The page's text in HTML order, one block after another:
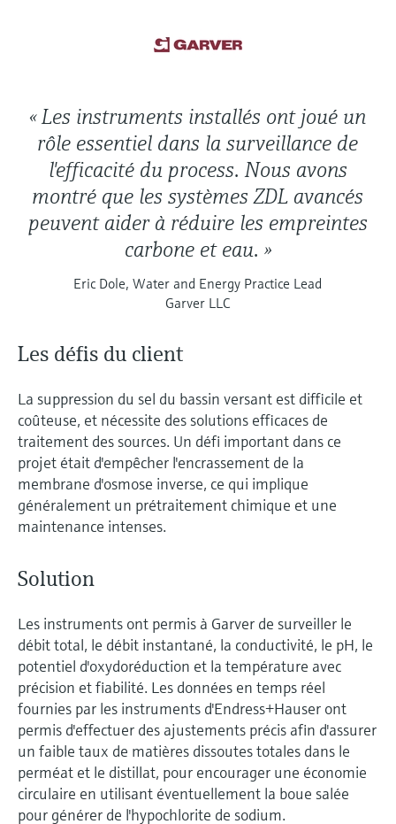
« Les instruments installés ont joué un
rôle essentiel dans la surveillance de
l'efficacité du process. Nous avons
montré que les systèmes ZDL avancés
peuvent aider à réduire les empreintes
carbone et eau. »
Eric Dole, Water and Energy Practice Lead
Garver LLC
Les défis du client
La suppression du sel du bassin versant est difficile et
coûteuse, et nécessite des solutions efficaces de
traitement des sources. Un défi important dans ce
projet était d'empêcher l'encrassement de la
membrane d'osmose inverse, ce qui implique
généralement un prétraitement chimique et une
maintenance intenses.
Solution
Les instruments ont permis à Garver de surveiller le
débit total, le débit instantané, la conductivité, le pH, le
potentiel d'oxydoréduction et la température avec
précision et fiabilité. Les données en temps réel
fournies par les instruments d'Endress+Hauser ont
permis d'effectuer des ajustements précis afin d'assurer
un faible taux de matières dissoutes totales dans le
perméat et le distillat, pour encourager une économie
circulaire en utilisant éventuellement la boue salée
pour générer de l'hypochlorite de sodium.